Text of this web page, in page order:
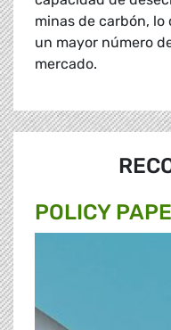
minas de carbón,
un mayor número
mercado.
POLICY